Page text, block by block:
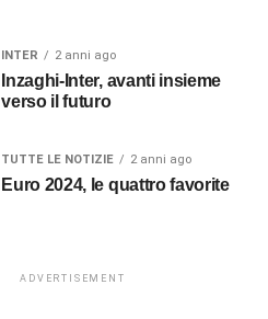
INTER 2 anni ago
Inzaghi-Inter, avanti insieme
verso il futuro
TUTTE LE NOTIZIE 2 anni ago
Euro 2024, le quattro favorite
ADVERTISEMENT